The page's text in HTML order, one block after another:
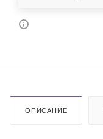
ОПИСАНИЕ